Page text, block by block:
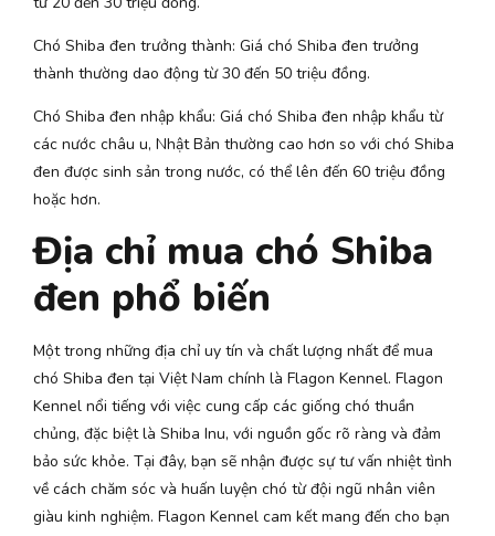
Chó Shiba đen trưởng thành: Giá chó Shiba đen trưởng
thành thường dao động từ 30 đến 50 triệu đồng.
Chó Shiba đen nhập khẩu: Giá chó Shiba đen nhập khẩu từ
các nước châu u, Nhật Bản thường cao hơn so với chó Shiba
đen được sinh sản trong nước, có thể lên đến 60 triệu đồng
hoặc hơn.
Địa chỉ mua chó Shiba
đen phổ biến
Một trong những địa chỉ uy tín và chất lượng nhất để mua
chó Shiba đen tại Việt Nam chính là Flagon Kennel. Flagon
Kennel nổi tiếng với việc cung cấp các giống chó thuần
chủng, đặc biệt là Shiba Inu, với nguồn gốc rõ ràng và đảm
bảo sức khỏe. Tại đây, bạn sẽ nhận được sự tư vấn nhiệt tình
về cách chăm sóc và huấn luyện chó từ đội ngũ nhân viên
giàu kinh nghiệm. Flagon Kennel cam kết mang đến cho bạn